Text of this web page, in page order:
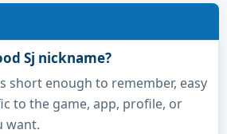
Sj nickname?
short enough to remember, easy
to the game, app, profile, or
want.